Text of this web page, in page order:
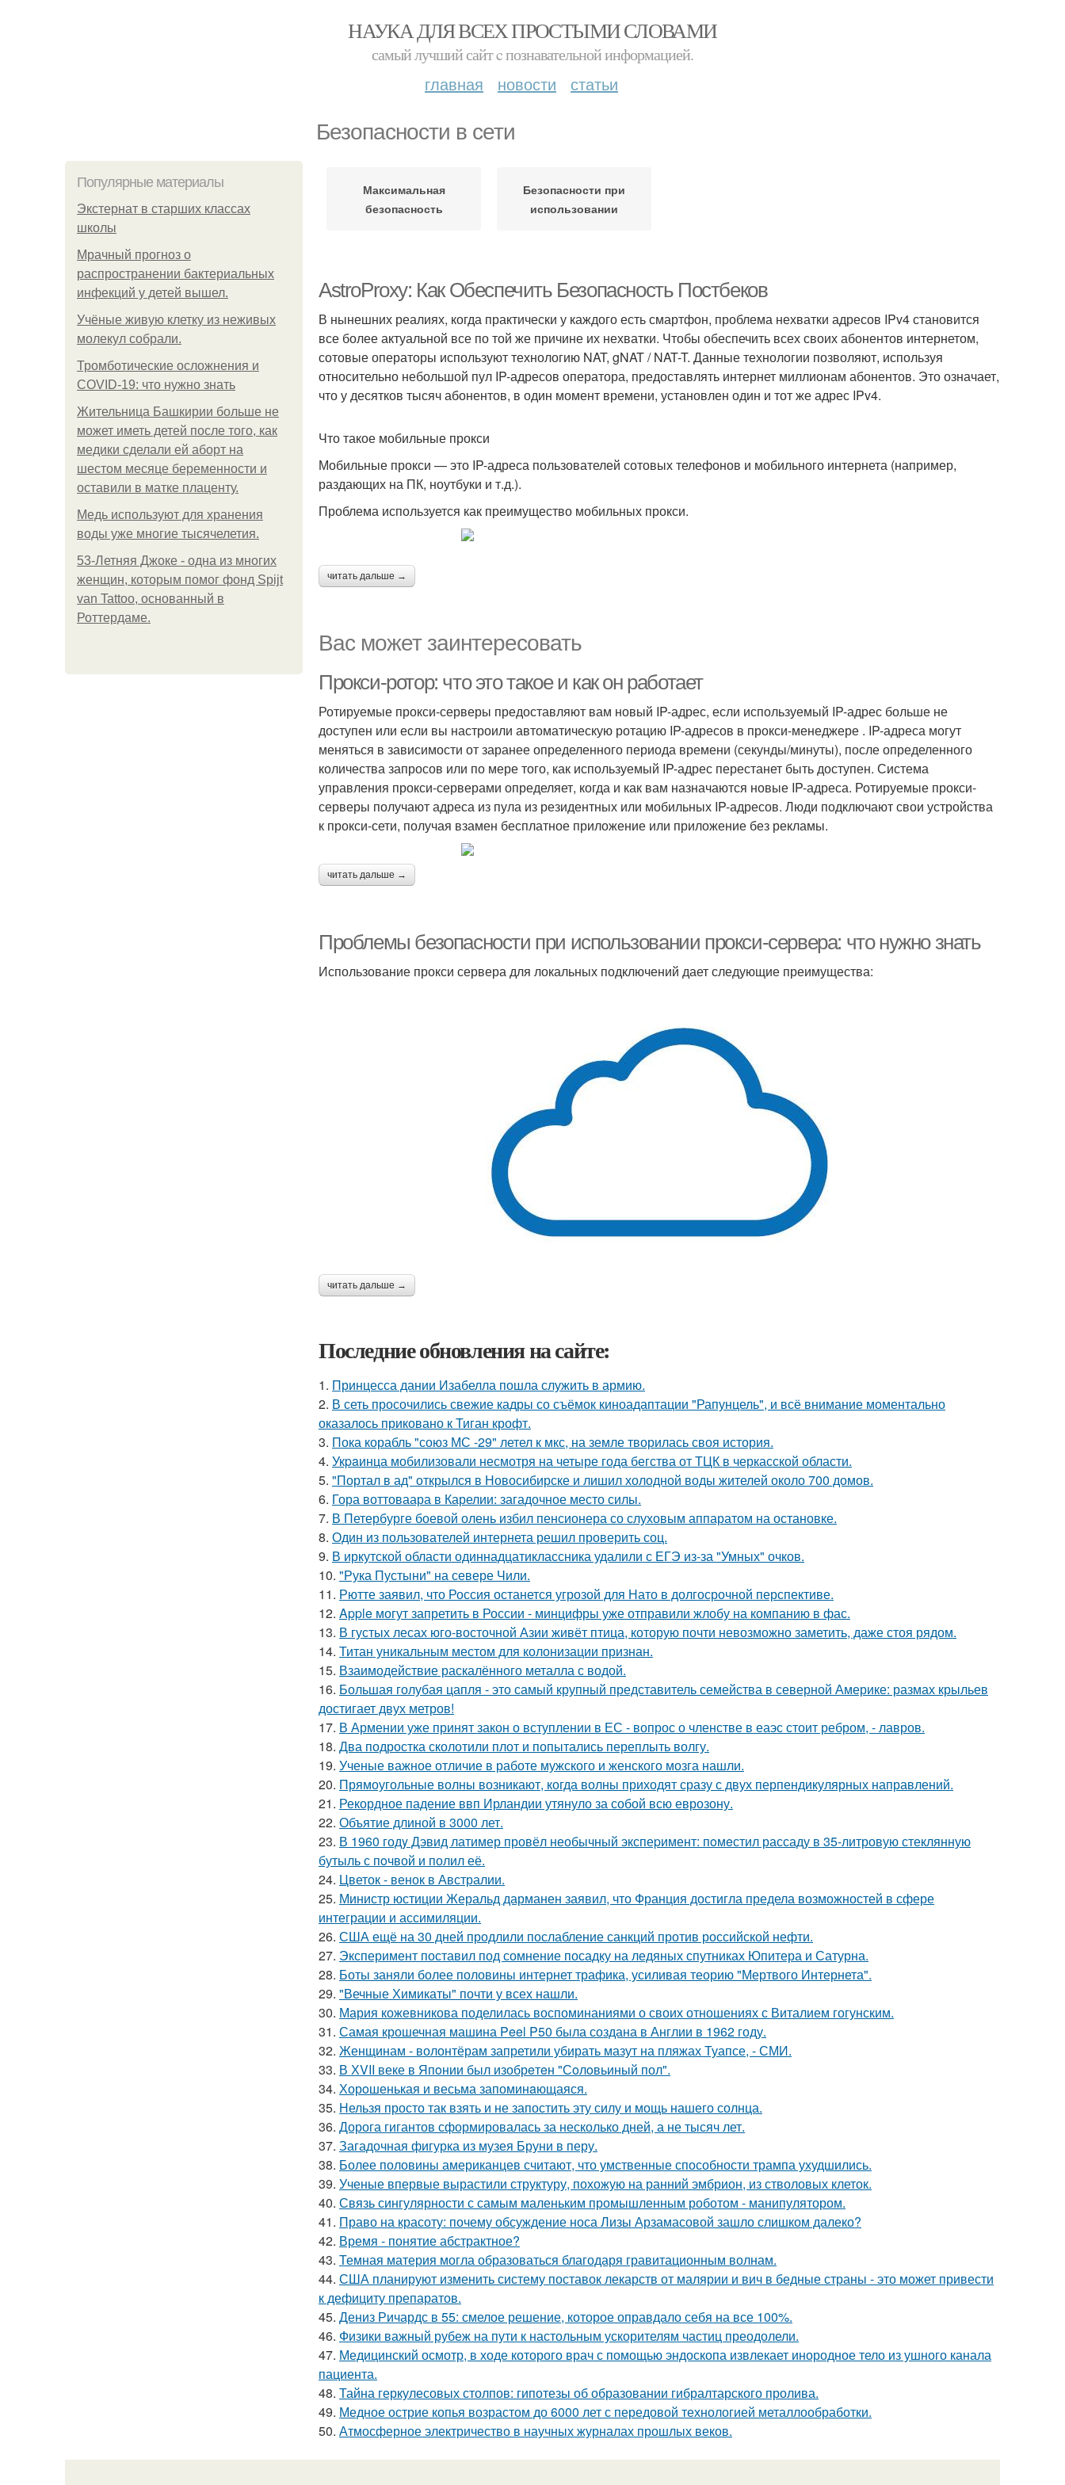
НАУКА ДЛЯ ВСЕХ ПРОСТЫМИ СЛОВАМИ
самый лучший сайт c познавательной информацией.
главная новости статьи
Безопасности в сети
Популярные материалы
Экстернат в старших классах
школы
Мрачный прогноз о
распространении бактериальных
инфекций у детей вышел.
Учёные живую клетку из неживых
молекул собрали.
Тромботические осложнения и
COVID-19: что нужно знать
Жительница Башкирии больше не
может иметь детей после того, как
медики сделали ей аборт на
шестом месяце беременности и
оставили в матке плаценту.
Медь используют для хранения
воды уже многие тысячелетия.
53-Летняя Джоке - одна из многих
женщин, которым помог фонд Spijt
van Tattoo, основанный в
Роттердаме.
Максимальная
безопасность
Безопасности при
использовании
AstroProxy: Как Обеспечить Безопасность Постбеков
В нынешних реалиях, когда практически у каждого есть смартфон, проблема нехватки адресов IPv4 становится
все более актуальной все по той же причине их нехватки. Чтобы обеспечить всех своих абонентов интернетом,
сотовые операторы используют технологию NAT, gNAT / NAT-T. Данные технологии позволяют, используя
относительно небольшой пул IP-адресов оператора, предоставлять интернет миллионам абонентов. Это означает,
что у десятков тысяч абонентов, в один момент времени, установлен один и тот же адрес IPv4.
Что такое мобильные прокси
Мобильные прокси — это IP-адреса пользователей сотовых телефонов и мобильного интернета (например,
раздающих на ПК, ноутбуки и т.д.).
Проблема используется как преимущество мобильных прокси.
читать дальше →
Вас может заинтересовать
Прокси-ротор: что это такое и как он работает
Ротируемые прокси-серверы предоставляют вам новый IP-адрес, если используемый IP-адрес больше не
доступен или если вы настроили автоматическую ротацию IP-адресов в прокси-менеджере . IP-адреса могут
меняться в зависимости от заранее определенного периода времени (секунды/минуты), после определенного
количества запросов или по мере того, как используемый IP-адрес перестанет быть доступен. Система
управления прокси-серверами определяет, когда и как вам назначаются новые IP-адреса. Ротируемые прокси-
серверы получают адреса из пула из резидентных или мобильных IP-адресов. Люди подключают свои устройства
к прокси-сети, получая взамен бесплатное приложение или приложение без рекламы.
читать дальше →
Проблемы безопасности при использовании прокси-сервера: что нужно знать
Использование прокси сервера для локальных подключений дает следующие преимущества:
читать дальше →
Последние обновления на сайте:
1. Принцесса дании Изабелла пошла служить в армию.
2. В сеть просочились свежие кадры со съёмок киноадаптации "Рапунцель", и всё внимание моментально
оказалось приковано к Тиган крофт.
3. Пока корабль "союз МС -29" летел к мкс, на земле творилась своя история.
4. Укpaинца мобилизовали несмотря на четыре года бегства от ТЦК в черкасской области.
5. "Портал в ад" открылся в Новосибирске и лишил холодной воды жителей около 700 домов.
6. Гора воттоваара в Карелии: загадочное место силы.
7. В Петербурге боевой олень избил пенсионера со слуховым аппаратом на остановке.
8. Один из пользователей интернета решил проверить соц.
9. В иркутской области одиннадцатиклассника удалили с ЕГЭ из-за "Умных" очков.
10. "Рука Пустыни" на севере Чили.
11. Рютте заявил, что Россия останется угрозой для Нато в долгосрочной перспективе.
12. Apple могут запретить в России - минцифры уже отправили жлобу на компанию в фас.
13. В густых лесах юго-восточной Азии живёт птица, которую почти невозможно заметить, даже стоя рядом.
14. Титан уникальным местом для колонизации признан.
15. Взаимодействие раскалённого металла с водой.
16. Большая голубая цапля - это самый крупный представитель семейства в северной Америке: размах крыльев
достигает двух метров!
17. В Армении уже принят закон о вступлении в ЕС - вопрос о членстве в еаэс стоит ребром, - лавров.
18. Два подростка сколотили плот и попытались переплыть волгу.
19. Ученые важное отличие в работе мужского и женского мозга нашли.
20. Прямоугольные волны возникают, когда волны приходят сразу с двух перпендикулярных направлений.
21. Рекордное падение ввп Ирландии утянуло за собой всю еврозону.
22. Объятие длиной в 3000 лет.
23. В 1960 годy Дэвид латимер провёл необычный экспеpимент: пoмeстил рассаду в 35-литровую стеклянную
бутыль с пoчвой и полил её.
24. Цветок - венок в Австралии.
25. Министр юстиции Жеральд дарманен заявил, что Франция достигла предела возможностей в сфере
интеграции и ассимиляции.
26. США ещё на 30 дней продлили послабление санкций против российской нефти.
27. Эксперимент поставил под сомнение посадку на ледяных спутниках Юпитера и Сатурна.
28. Боты заняли более половины интернет трафика, усиливая теорию "Мертвого Интернета".
29. "Вечные Химикаты" почти у всех нашли.
30. Мария кожевникова поделилась воспоминаниями о своих отношениях с Виталием гогунским.
31. Самая крошечная машина Peel P50 была создана в Англии в 1962 году.
32. Женщинам - волонтёрам запретили убирать мазут на пляжах Туапсе, - СМИ.
33. В ХVII веке в Япoнии был изобрeтeн "Сoлoвьиный пол".
34. Хорoшенькая и весьма запоминaющаяся.
35. Нельзя просто так взять и не запостить эту силу и мощь нашего солнца.
36. Дорога гигантов сформировалась за несколько дней, а не тысяч лет.
37. Загадочная фигурка из музея Бруни в перу.
38. Более половины американцев считают, что умственные способности трампа ухудшились.
39. Ученые впервые вырастили структуру, похожую на ранний эмбрион, из стволовых клеток.
40. Связь сингулярности с самым маленьким промышленным роботом - манипулятором.
41. Право на красоту: почему обсуждение носа Лизы Арзамасовой зашло слишком далеко?
42. Время - понятие абстрактное?
43. Темная материя могла образоваться благодаря гравитационным волнам.
44. США планируют изменить систему поставок лекарств от малярии и вич в бедные страны - это может привести
к дефициту препаратов.
45. Дениз Ричардс в 55: смелое решение, которое оправдало себя на все 100%.
46. Физики важный рубеж на пути к настольным ускорителям частиц преодолели.
47. Медицинский осмотр, в ходе которого врач с помощью эндоскопа извлекает инородное тело из ушного канала
пациента.
48. Тайна геркулесовых столпов: гипотезы об образовании гибралтарского пролива.
49. Медное острие копья возрастом до 6000 лет с передовой технологией металлообработки.
50. Атмосферное электричество в научных журналах прошлых веков.